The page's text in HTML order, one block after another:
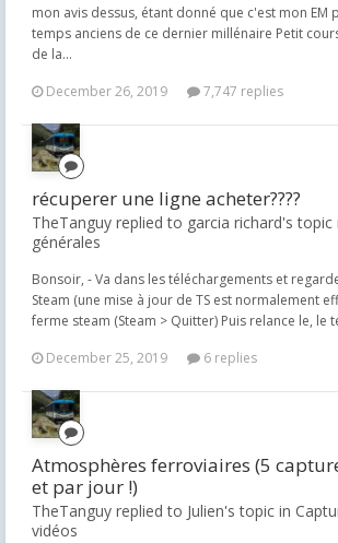
mon avis dessus, étant donné que c'est mon EM
temps anciens de ce dernier millénaire Petit
de la...
December 26, 2019
7,747 replies
récuperer une ligne acheter????
TheTanguy replied to garcia richard's topic
générales
Bonsoir, - Va dans les téléchargements et
Steam (une mise à jour de TS est normalement
ferme steam (Steam > Quitter) Puis relance le, le
December 25, 2019
6 replies
Atmosphères ferroviaires (5
et par jour !)
TheTanguy replied to Julien's topic in
vidéos